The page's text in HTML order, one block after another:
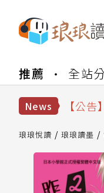
推薦 全站
News
【公
【公
【公告
琅琅悅讀 琅琅讀墨